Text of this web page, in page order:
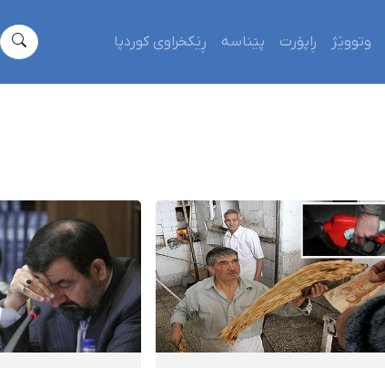
وتووێژ ڕاپۆرت پێناسە ڕێکخراوی کوردپا